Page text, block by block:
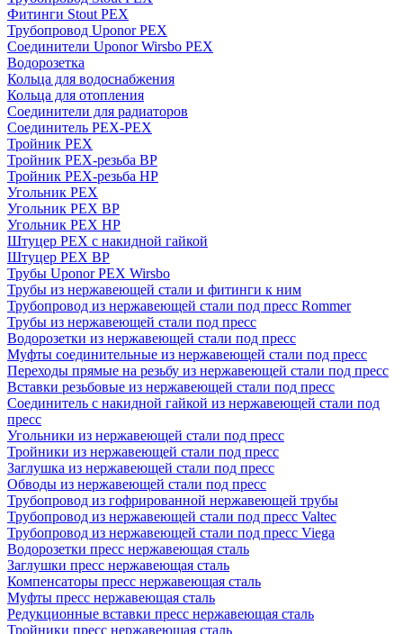
Фитинги Stout PEX
Трубопровод Uponor PEX
Соединители Uponor Wirsbo PEX
Водорозетка
Кольца для водоснабжения
Кольца для отопления
Соединители для радиаторов
Соединитель PEX-PEX
Тройник PEX
Тройник PEX-резьба ВР
Тройник PEX-резьба НР
Угольник PEX
Угольник PEX ВР
Угольник PEX НР
Штуцер PEX c накидной гайкой
Штуцер PEX ВР
Трубы Uponor PEX Wirsbo
Трубы из нержавеющей стали и фитинги к ним
Трубопровод из нержавеющей стали под пресс Rommer
Трубы из нержавеющей стали под пресс
Водорозетки из нержавеющей стали под пресс
Муфты соединительные из нержавеющей стали под пресс
Переходы прямые на резьбу из нержавеющей стали под пресс
Вставки резьбовые из нержавеющей стали под пресс
Соединитель с накидной гайкой из нержавеющей стали под
пресс
Угольники из нержавеющей стали под пресс
Тройники из нержавеющей стали под пресс
Заглушка из нержавеющей стали под пресс
Обводы из нержавеющей стали под пресс
Трубопровод из гофрированной нержавеющей трубы
Трубопровод из нержавеющей стали под пресс Valtec
Трубопровод из нержавеющей стали под пресс Viega
Водорозетки пресс нержавеющая сталь
Заглушки пресс нержавеющая сталь
Компенсаторы пресс нержавеющая сталь
Муфты пресс нержавеющая сталь
Редукционные вставки пресс нержавеющая сталь
Тройники пресс нержавеющая сталь